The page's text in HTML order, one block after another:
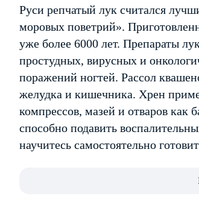
Руси репчатый лук считался
моровых поветрий».
уже более 6000 лет. Препараты
простудных, вирусных и
поражений ногтей. Рассол
желудка и кишечника. Хрен
компрессов, мазей и отваров как
способно подавить
научитесь самостоятельно